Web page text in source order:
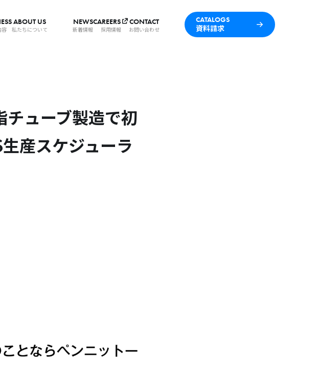
容
ABOUT US
私たちについて
NEWS
新着情報
CAREERS
採用情報
CONTACT
お問い合わせ
CATALOGS
資料請求
ューブ製造で初
産スケジューラ